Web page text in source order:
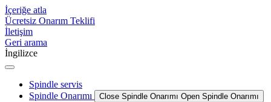
İçeriğe atla
Ücretsiz Onarım Teklifi
İletişim
Geri arama
İngilizce
Spindle servis
Spindle Onarımı
Close Spindle Onarımı Open Spindle Onarımı